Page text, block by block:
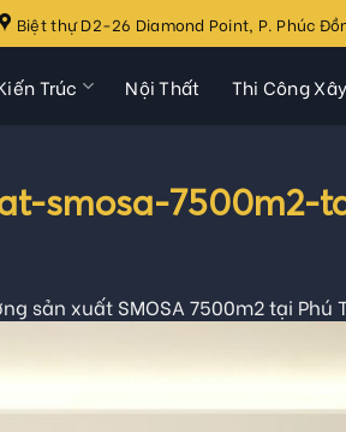
Biệt thự D2-26 Diamond Point, P. Phúc
Trúc Nội Thất Thi Công
smosa-7500m2-
sản xuất SMOSA 7500m2 tại Phú